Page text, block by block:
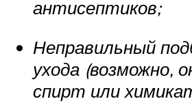
антисептиков;
Неправильный
ухода (возможно,
спирт или